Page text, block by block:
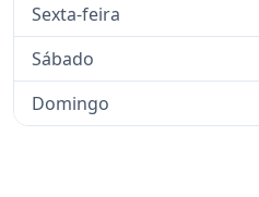
Sexta-feira
Sábado
Domingo